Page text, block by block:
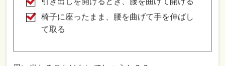
椅子に座ったまま、腰を曲げて手を伸ばし
て取る